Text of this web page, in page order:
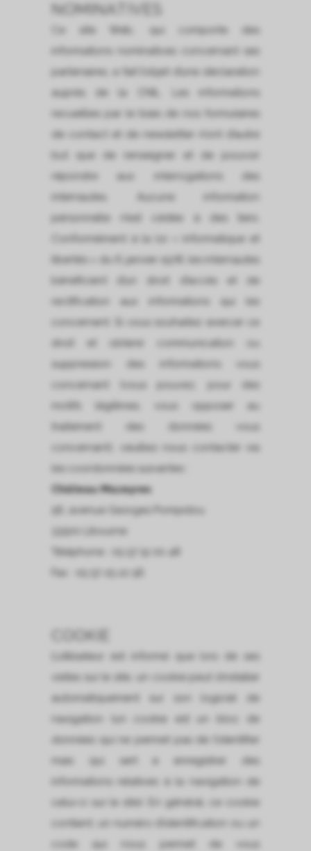
NOMINATIVES
Ce site Web, qui comporte des
informations nominatives concernant ses
partenaires, a fait l’objet d’une déclaration
auprès de la CNIL. Les informations
recueillies par le biais de nos formulaires
de contact et de newsletter n’ont d’autre
but que de renseigner et de pouvoir
répondre aux interrogations des
internautes. Aucune information
personnelle n’est cédée à des tiers.
Conformément à la loi « informatique et
libertés » du 6 janvier 1978, les internautes
bénéficient d’un droit d’accès et de
rectification aux informations qui les
concernent. Si vous souhaitez exercer ce
droit et obtenir communication ou
suppression des informations vous
concernant (vous pouvez, pour des
motifs légitimes, vous opposer au
traitement des données vous
concernant), veuillez nous contacter via
les coordonnées suivantes :
Château Mazeyres
56, avenue Georges Pompidou
33500 Libourne
Téléphone : 05 57 51 00 48
Fax : 05 57 25 22 56
COOKIE
L’utilisateur est informé que lors de ses
visites sur le site, un cookie peut s’installer
automatiquement sur son logiciel de
navigation (un cookie est un bloc de
données qui ne permet pas de l’identifier
mais qui sert à enregistrer des
informations relatives à la navigation de
celui-ci sur le site). En général, ce cookie
contient, un numéro d’identification ou un
code qui nous permet de vous